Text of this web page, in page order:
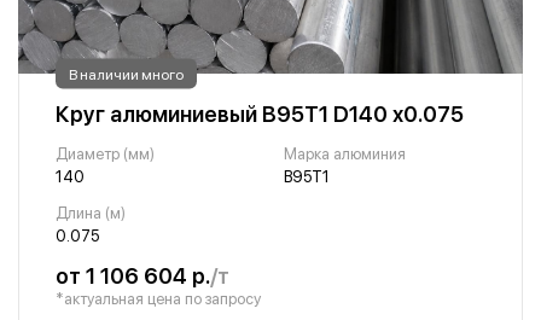
В наличии много
Круг алюминиевый В95Т1 D140 х0.075
Диаметр (мм)
140
Марка алюминия
В95Т1
Длина (м)
0.075
от 1 106 604 р./т
*актуальная цена по запросу